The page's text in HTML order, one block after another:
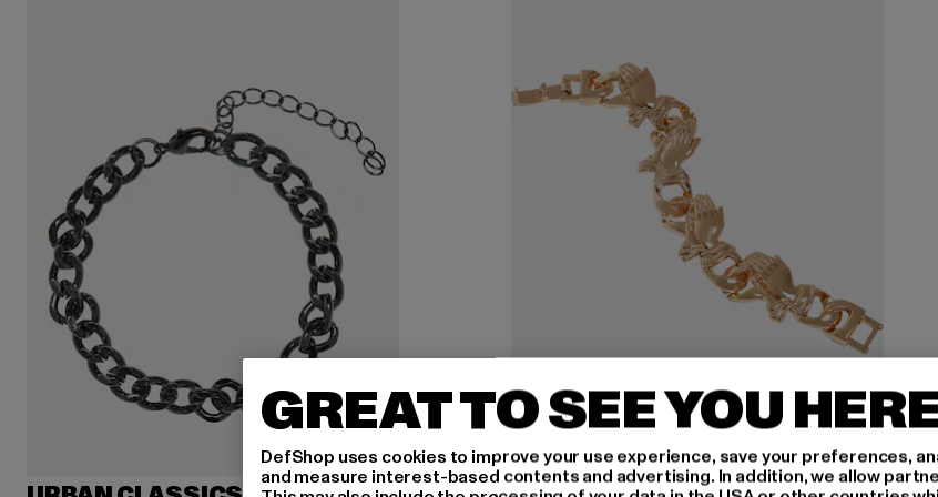
GREAT TO SEE YOU
DefShop uses cookies to improve your use experience, save your preferences,
and measure interest-based contents and advertising. In addition, we allow